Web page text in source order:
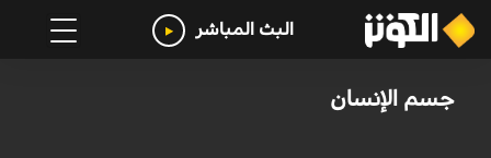
البث المباشر
جسم الإنسان